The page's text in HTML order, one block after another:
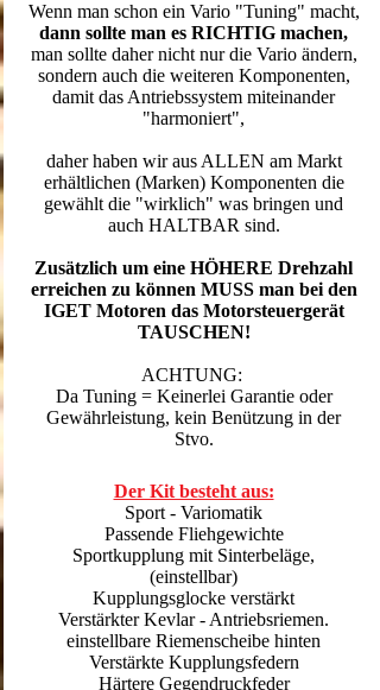
Wenn man schon ein Vario "Tuning" macht,
dann sollte man es RICHTIG machen,
man sollte daher nicht nur die Vario ändern,
sondern auch die weiteren Komponenten,
damit das Antriebssystem miteinander
"harmoniert",
daher haben wir aus ALLEN am Markt
erhältlichen (Marken) Komponenten die
gewählt die "wirklich" was bringen und
auch HALTBAR sind.
Zusätzlich um eine HÖHERE Drehzahl
erreichen zu können MUSS man bei den
IGET Motoren das Motorsteuergerät
TAUSCHEN!
ACHTUNG:
Da Tuning = Keinerlei Garantie oder
Gewährleistung, kein Benützung in der
Stvo.
Der Kit besteht aus:
Sport - Variomatik
Passende Fliehgewichte
Sportkupplung mit Sinterbeläge,
(einstellbar)
Kupplungsglocke verstärkt
Verstärkter Kevlar - Antriebsriemen.
einstellbare Riemenscheibe hinten
Verstärkte Kupplungsfedern
Härtere Gegendruckfeder